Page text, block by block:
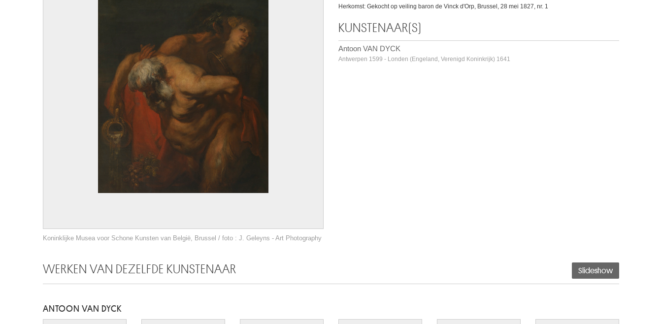
Koninklijke Musea voor Schone Kunsten van België, Brussel / foto : J. Geleyns - Art Photography
Herkomst: Gekocht op veiling baron de Vinck d'Orp, Brussel, 28 mei 1827, nr. 1
KUNSTENAAR(S)
Antoon VAN DYCK
Antwerpen 1599 - Londen (Engeland, Verenigd Koninkrijk) 1641
WERKEN VAN DEZELFDE KUNSTENAAR Slideshow
ANTOON VAN DYCK